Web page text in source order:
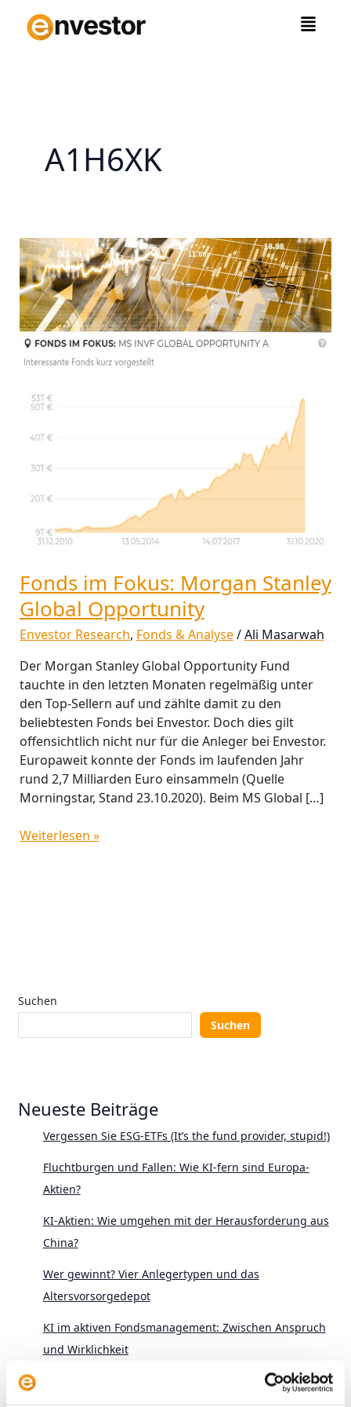
Inhalt
springen
A1H6XK
Fonds im Fokus: Morgan Stanley
Global Opportunity
Envestor Research, Fonds & Analyse/Ali Masarwah
Der Morgan Stanley Global Opportunity Fund
tauchte in den letzten Monaten regelmäßig unter
den Top-Sellern auf und zählte damit zu den
beliebtesten Fonds bei Envestor. Doch dies gilt
offensichtlich nicht nur für die Anleger bei Envestor.
Europaweit konnte der Fonds im laufenden Jahr
rund 2,7 Milliarden Euro einsammeln (Quelle
Morningstar, Stand 23.10.2020). Beim MS Global […]
Fonds
im
Fokus:
Morgan
Stanley
Global
Opportunity
Weiterlesen »
Suchen
Suchen
Neueste Beiträge
Vergessen Sie ESG-ETFs (It’s the fund provider, stupid!)
Fluchtburgen und Fallen: Wie KI-fern sind Europa-
Aktien?
KI-Aktien: Wie umgehen mit der Herausforderung aus
China?
Wer gewinnt? Vier Anlegertypen und das
Altersvorsorgedepot
KI im aktiven Fondsmanagement: Zwischen Anspruch
und Wirklichkeit